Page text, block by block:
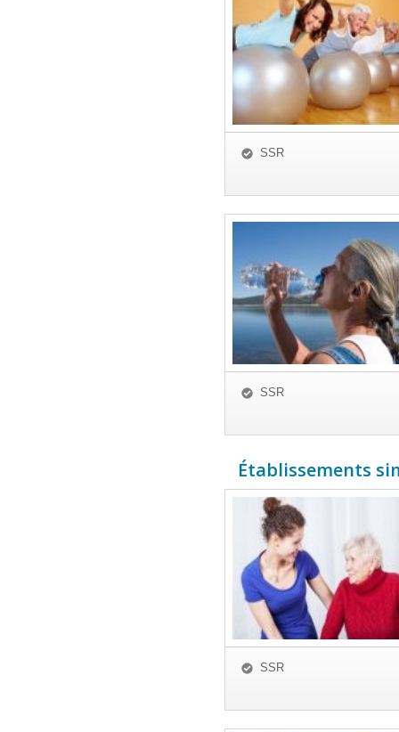
SSR
SSR
Établissements
SSR